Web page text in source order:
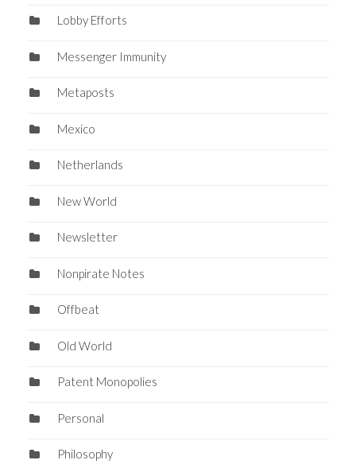
Lobby Efforts
Messenger Immunity
Metaposts
Mexico
Netherlands
New World
Newsletter
Nonpirate Notes
Offbeat
Old World
Patent Monopolies
Personal
Philosophy